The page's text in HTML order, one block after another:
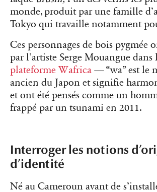
monde, produit par une famille
Tokyo qui travaille notamment
Ces personnages de bois pygmée
par l’artiste Serge Mouangue dans
plateforme Wafrica — “wa” est le
ancien du Japon et signifie
et ont été pensés comme un
frappé par un tsunami en 2011.
Interroger les notions
d’identité
Né au Cameroun avant de